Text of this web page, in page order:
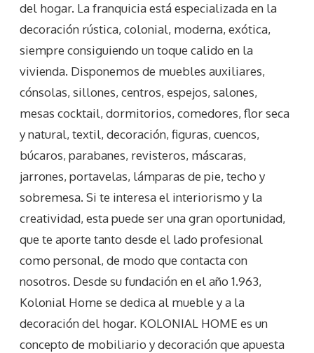
del hogar. La franquicia está especializada en la
decoración rústica, colonial, moderna, exótica,
siempre consiguiendo un toque calido en la
vivienda. Disponemos de muebles auxiliares,
cónsolas, sillones, centros, espejos, salones,
mesas cocktail, dormitorios, comedores, flor seca
y natural, textil, decoración, figuras, cuencos,
búcaros, parabanes, revisteros, máscaras,
jarrones, portavelas, lámparas de pie, techo y
sobremesa. Si te interesa el interiorismo y la
creatividad, esta puede ser una gran oportunidad,
que te aporte tanto desde el lado profesional
como personal, de modo que contacta con
nosotros. Desde su fundación en el año 1.963,
Kolonial Home se dedica al mueble y a la
decoración del hogar. KOLONIAL HOME es un
concepto de mobiliario y decoración que apuesta